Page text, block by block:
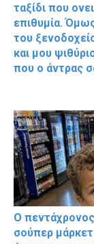
ταξίδι που
επιθυμία.
του
και μου
που ο άντρας
Ο πεντάχρονος
σούπερ μάρκετ